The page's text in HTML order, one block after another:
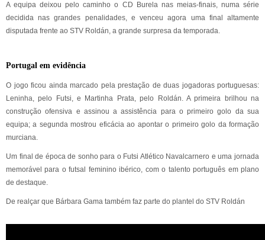
A equipa deixou pelo caminho o CD Burela nas meias-finais, numa série
decidida nas grandes penalidades, e venceu agora uma final altamente
disputada frente ao STV Roldán, a grande surpresa da temporada.
Portugal em evidência
O jogo ficou ainda marcado pela prestação de duas jogadoras portuguesas:
Leninha, pelo Futsi, e Martinha Prata, pelo Roldán. A primeira brilhou na
construção ofensiva e assinou a assistência para o primeiro golo da sua
equipa; a segunda mostrou eficácia ao apontar o primeiro golo da formação
murciana.
Um final de época de sonho para o Futsi Atlético Navalcarnero e uma jornada
memorável para o futsal feminino ibérico, com o talento português em plano
de destaque.
De realçar que Bárbara Gama também faz parte do plantel do STV Roldán